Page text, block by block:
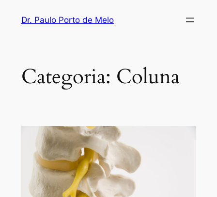
Dr. Paulo Porto de Melo
Categoria: Coluna